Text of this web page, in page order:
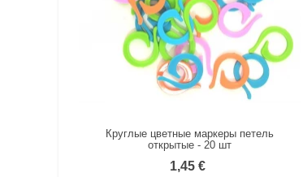
К сравнению
Круглые цветные маркеры петель
открытые - 20 шт
1,45 €